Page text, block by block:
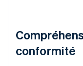
conformité